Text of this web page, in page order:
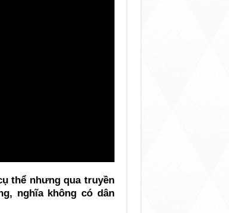
thể nhưng qua truyền
nghĩa không có dân